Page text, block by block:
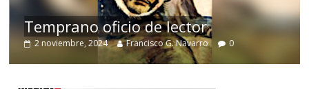
Temprano oficio de lector
2 noviembre, 2024 Francisco G. Navarro 0